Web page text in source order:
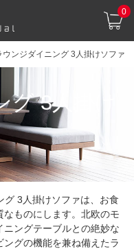
0
ウンジダイニング 3人掛けソファ
3人掛け
グ 3人掛けソファは、お食
ものにします。北欧のモ
ングテーブルとの絶妙な
グの機能を兼ね備えたラ